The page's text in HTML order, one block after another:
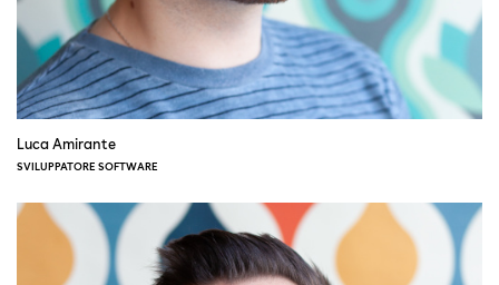
Luca Amirante
SVILUPPATORE SOFTWARE